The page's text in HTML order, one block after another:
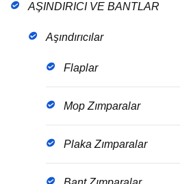
AŞINDIRICI VE BANTLAR
Aşındırıcılar
Flaplar
Mop Zımparalar
Plaka Zımparalar